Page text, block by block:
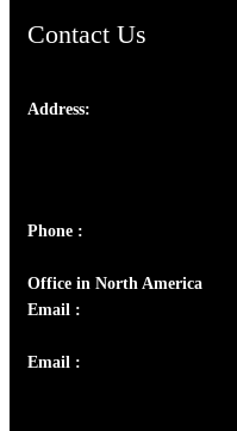
Contact Us
Address:
Phone :
Office in North America
Email :
Email :